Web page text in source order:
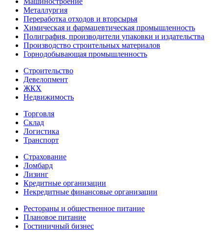
Металлургия
Переработка отходов и вторсырья
Химическая и фармацевтическая промышленность
Полиграфия, производители упаковки и издательства
Производство строительных материалов
Горнодобывающая промышленность
Строительство
Девелопмент
ЖКХ
Недвижимость
Торговля
Склад
Логистика
Транспорт
Страхование
Ломбард
Лизинг
Кредитные организации
Некредитные финансовые организации
Рестораны и общественное питание
Плановое питание
Гостиничный бизнес